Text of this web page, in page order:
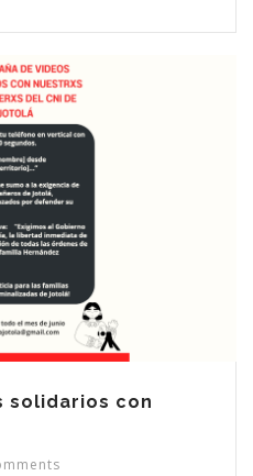
solidarios con